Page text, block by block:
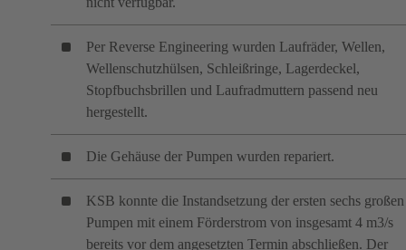
Per Reverse Engineering wurden Laufräder, Wellen,
Wellenschutzhülsen, Schleißringe, Lagerdeckel,
Stopfbuchsbrillen und Laufradmuttern passend neu
hergestellt.
Die Gehäuse der Pumpen wurden repariert.
KSB konnte die Instandsetzung der ersten sechs großen
Pumpen mit einem Förderstrom von insgesamt 4 m3/s
bereits vor dem angesetzten Termin abschließen. Der